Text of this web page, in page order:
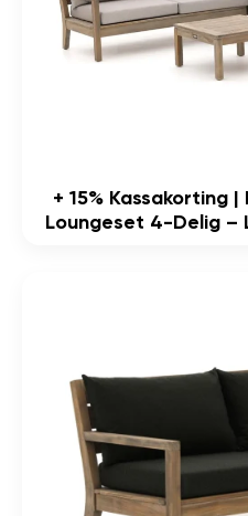
+ 15% Kassakorting
Loungeset 4-Delig –